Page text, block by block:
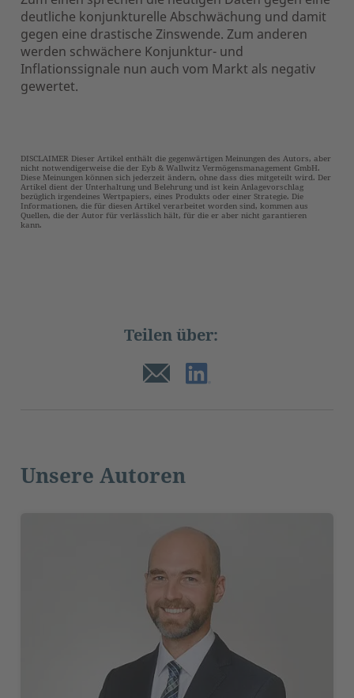
deutliche konjunkturelle Abschwächung und damit
gegen eine drastische Zinswende. Zum anderen
werden schwächere Konjunktur- und
Inflationssignale nun auch vom Markt als negativ
gewertet.
DISCLAIMER Dieser Artikel enthält die gegenwärtigen Meinungen des Autors, aber
nicht notwendigerweise die der Eyb & Wallwitz Vermögensmanagement GmbH.
Diese Meinungen können sich jederzeit ändern, ohne dass dies mitgeteilt wird. Der
Artikel dient der Unterhaltung und Belehrung und ist kein Anlagevorschlag
bezüglich irgendeines Wertpapiers, eines Produkts oder einer Strategie. Die
Informationen, die für diesen Artikel verarbeitet worden sind, kommen aus
Quellen, die der Autor für verlässlich hält, für die er aber nicht garantieren
kann.
Teilen über:
Unsere Autoren